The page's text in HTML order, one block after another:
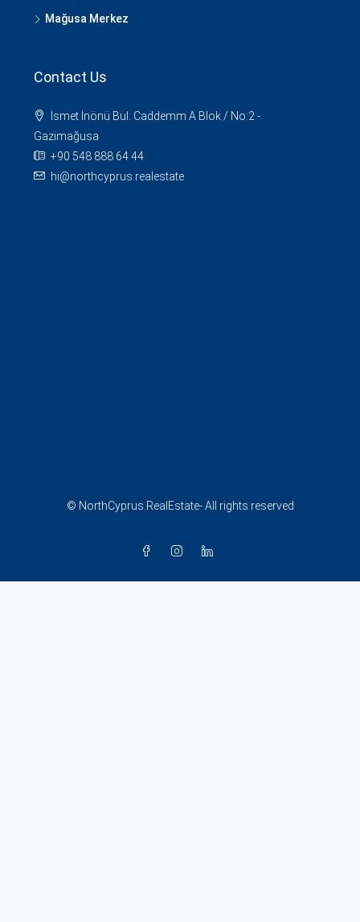
Mağusa Merkez
Contact Us
İsmet İnönü Bul. Caddemm A Blok / No:2 -
Gazimağusa
+90 548 888 64 44
hi@northcyprus.realestate
© NorthCyprus.RealEstate- All rights reserved